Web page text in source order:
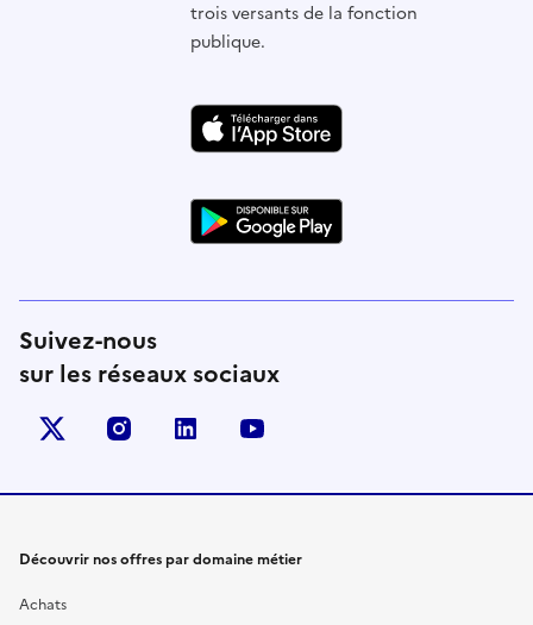
trois versants de la fonction
publique.
Suivez-nous
sur les réseaux sociaux
X (anciennement Twitter)
instagramlinkedin
Découvrir nos offres par domaine métier
Achats